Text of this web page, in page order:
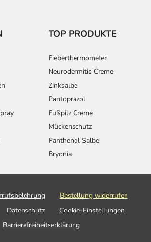
TOP PRODUKTE
Fieberthermometer
Neurodermitis Creme
Zinksalbe
Pantoprazol
Fußpilz Creme
Mückenschutz
Panthenol Salbe
Bryonia
Bestellung widerrufen
Datenschutz
Cookie-Einstellungen
Barrierefreiheitserklärung